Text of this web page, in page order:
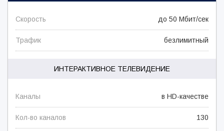
Скорость до 50 Мбит/сек
Трафик безлимитный
ИНТЕРАКТИВНОЕ ТЕЛЕВИДЕНИЕ
Каналы в HD-качестве
Кол-во каналов 130